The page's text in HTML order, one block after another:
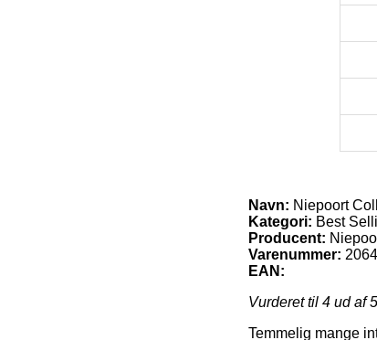
Navn: Niepoort
Kategori: Best
Producent:
Varenummer:
EAN:
Vurderet til 4 ud af
Temmelig mange